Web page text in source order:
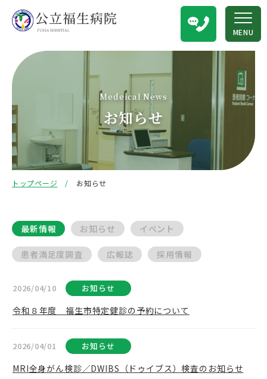
MENU
Medeical News
お知らせ
トップページ お知らせ
最新情報 お知らせ イベント
患者満足度調査 広報誌 採用情報
2026/04/10 お知らせ
令和８年度 福生市特定健診の予約について
2026/04/01 お知らせ
MRI全身がん検診／DWIBS（ドゥイブス）検査のお知らせ